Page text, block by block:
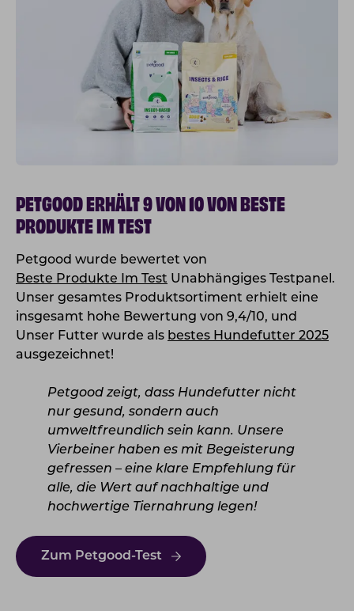
PETGOOD ERHÄLT 9 VON 10 VON BESTE
PRODUKTE IM TEST
Petgood wurde bewertet von
Beste Produkte Im Test Unabhängiges Testpanel.
Unser gesamtes Produktsortiment erhielt eine
insgesamt hohe Bewertung von 9,4/10, und
Unser Futter wurde als bestes Hundefutter 2025
ausgezeichnet!
Petgood zeigt, dass Hundefutter nicht
nur gesund, sondern auch
umweltfreundlich sein kann. Unsere
Vierbeiner haben es mit Begeisterung
gefressen – eine klare Empfehlung für
alle, die Wert auf nachhaltige und
hochwertige Tiernahrung legen!
Zum Petgood-Test